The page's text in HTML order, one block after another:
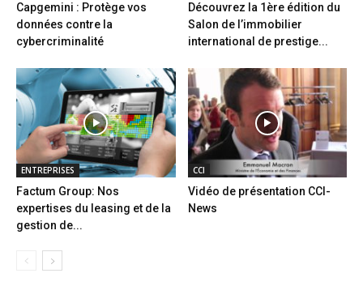
Capgemini : Protège vos
données contre la
cybercriminalité
Découvrez la 1ère édition du
Salon de l’immobilier
international de prestige...
ENTREPRISES
Factum Group: Nos
expertises du leasing et de la
gestion de...
CCI
Vidéo de présentation CCI-
News